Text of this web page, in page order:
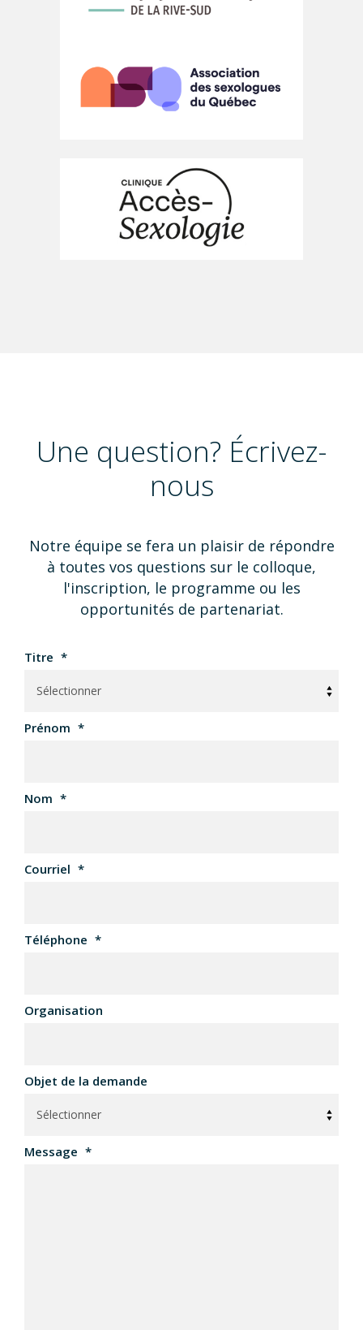
Une question? Écrivez-
nous
Notre équipe se fera un plaisir de répondre
à toutes vos questions sur le colloque,
l'inscription, le programme ou les
opportunités de partenariat.
Titre *
Prénom *
Nom *
Courriel *
Téléphone *
Organisation
Objet de la demande
Message *